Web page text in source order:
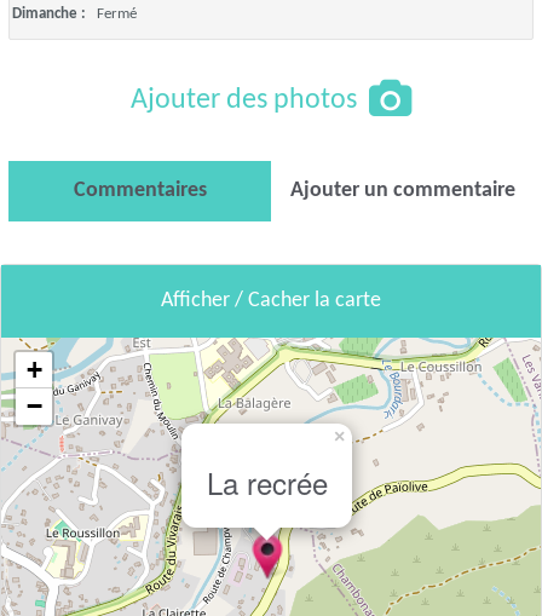
Dimanche : Fermé
Ajouter des photos
Commentaires Ajouter un commentaire
Afficher / Cacher la carte
La recrée
×
+
−